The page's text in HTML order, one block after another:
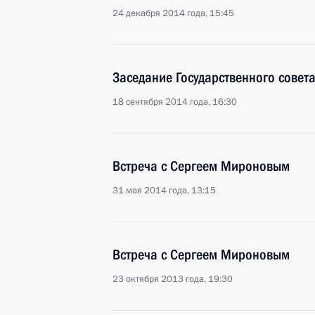
24 декабря 2014 года, 15:45
Заседание Государственного совета
18 сентября 2014 года, 16:30
Встреча с Сергеем Мироновым
31 мая 2014 года, 13:15
Встреча с Сергеем Мироновым
23 октября 2013 года, 19:30